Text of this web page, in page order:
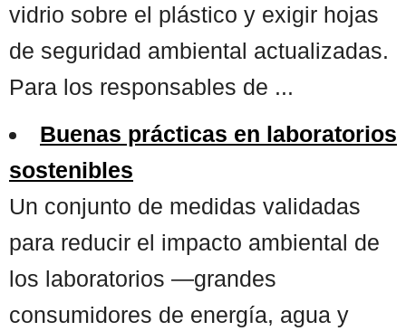
vidrio sobre el plástico y exigir hojas
de seguridad ambiental actualizadas.
Para los responsables de ...
Buenas prácticas en laboratorios
sostenibles
Un conjunto de medidas validadas
para reducir el impacto ambiental de
los laboratorios —grandes
consumidores de energía, agua y